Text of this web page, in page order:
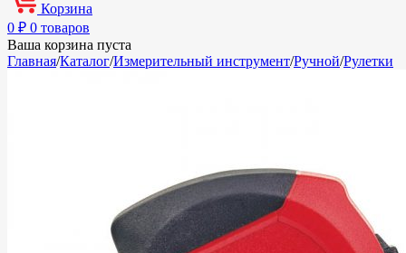
Корзина
0 ₽ 0 товаров
Ваша корзина пуста
Главная/Каталог/Измерительный инструмент/Ручной/Рулетки